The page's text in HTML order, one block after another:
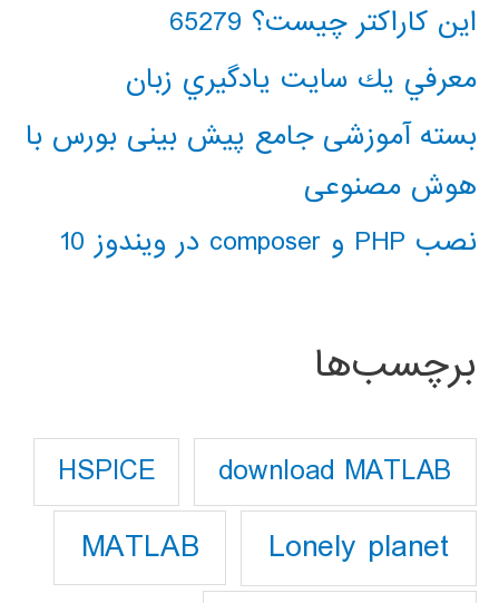
این کاراکتر چیست؟ 65279
معرفي يك سايت يادگيري زبان
بسته آموزشی جامع پیش بینی بورس با
هوش مصنوعی
نصب PHP و composer در ویندوز 10
برچسب‌ها
download MATLAB
HSPICE
Lonely planet
MATLAB